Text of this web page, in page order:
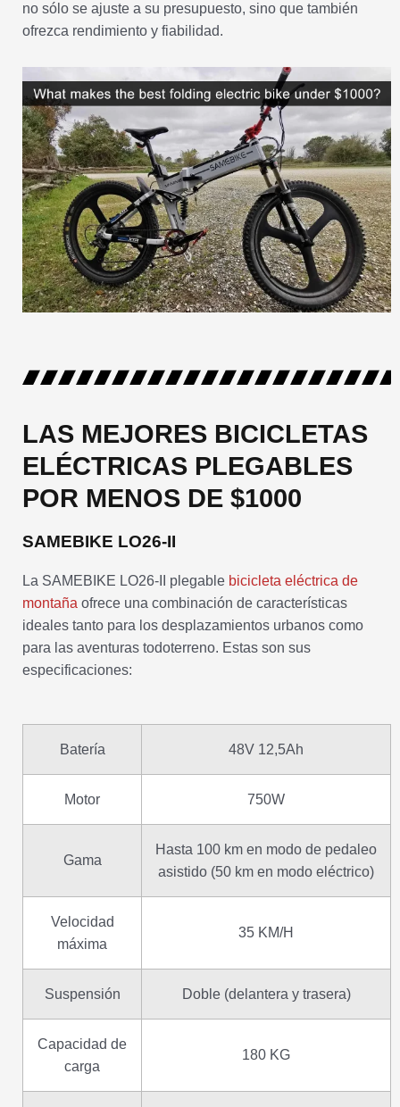
no sólo se ajuste a su presupuesto, sino que también
ofrezca rendimiento y fiabilidad.
LAS MEJORES BICICLETAS
ELÉCTRICAS PLEGABLES
POR MENOS DE $1000
SAMEBIKE LO26-II
La SAMEBIKE LO26-II plegable bicicleta eléctrica de
montaña ofrece una combinación de características
ideales tanto para los desplazamientos urbanos como
para las aventuras todoterreno. Estas son sus
especificaciones:
Batería 48V 12,5Ah
Motor 750W
Gama
Hasta 100 km en modo de pedaleo
asistido (50 km en modo eléctrico)
Velocidad
máxima
35 KM/H
Suspensión Doble (delantera y trasera)
Capacidad de
carga
180 KG